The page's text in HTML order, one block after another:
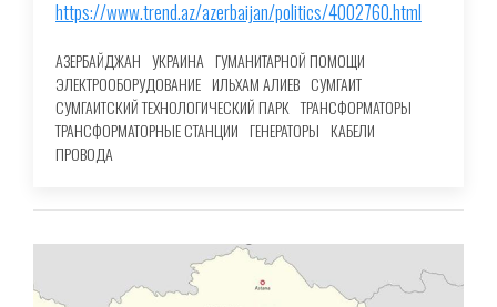
https://www.trend.az/azerbaijan/politics/4002760.html
АЗЕРБАЙДЖАН УКРАИНА ГУМАНИТАРНОЙ ПОМОЩИ
ЭЛЕКТРООБОРУДОВАНИЕ ИЛЬХАМ АЛИЕВ СУМГАИТ
СУМГАИТСКИЙ ТЕХНОЛОГИЧЕСКИЙ ПАРК ТРАНСФОРМАТОРЫ
ТРАНСФОРМАТОРНЫЕ СТАНЦИИ ГЕНЕРАТОРЫ КАБЕЛИ
ПРОВОДА